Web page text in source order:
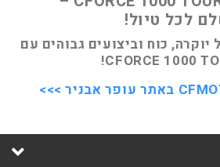
לכל טיול!
כוח וביצועים גבוהים עם